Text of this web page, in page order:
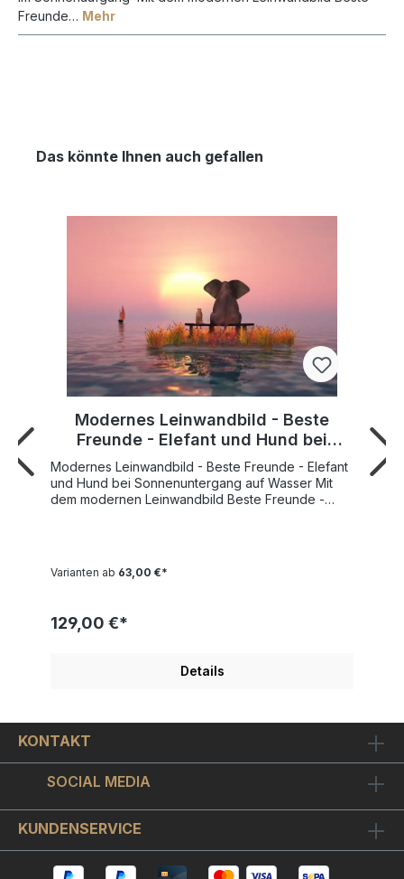
Freunde… Mehr
Das könnte Ihnen auch gefallen
Modernes Leinwandbild - Beste
Freunde - Elefant und Hund bei
Sonnenuntergang auf Wasser
Modernes Leinwandbild - Beste Freunde - Elefant
und Hund bei Sonnenuntergang auf Wasser Mit
dem modernen Leinwandbild Beste Freunde -
sein bester Freund, der große Elefant, gemeinsam
sich Beste Freunde - Elefant und Hund bei
aufgespannt in einer ganz vorzüglichen Qualität.
Ab 60cm Bildgröße spannen wir Beste Freunde -
Keilrahmen auf. Kleinere Formate bekommen einen
2cm normalhohen Keilrahmen. Die Kanten des
Bildes sind auch bedruckt und um unsere
Leinwandbilder besonders langlebig zu machen,
versehen wir sie mit einer schützenden
Firnißschicht.
Varianten ab 63,00 €*
129,00 €*
Details
KONTAKT
SOCIAL MEDIA
KUNDENSERVICE